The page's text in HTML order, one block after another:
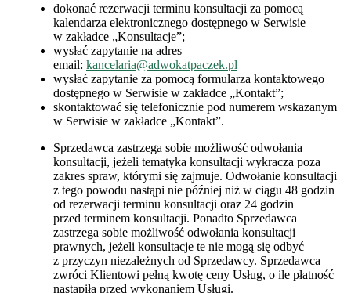
dokonać rezerwacji terminu konsultacji za pomocą
kalendarza elektronicznego dostępnego w Serwisie
w zakładce „Konsultacje”;
wysłać zapytanie na adres
email: kancelaria@adwokatpaczek.pl
wysłać zapytanie za pomocą formularza kontaktowego
dostępnego w Serwisie w zakładce „Kontakt”;
skontaktować się telefonicznie pod numerem wskazanym
w Serwisie w zakładce „Kontakt”.
Sprzedawca zastrzega sobie możliwość odwołania
konsultacji, jeżeli tematyka konsultacji wykracza poza
zakres spraw, którymi się zajmuje. Odwołanie konsultacji
z tego powodu nastąpi nie później niż w ciągu 48 godzin
od rezerwacji terminu konsultacji oraz 24 godzin
przed terminem konsultacji. Ponadto Sprzedawca
zastrzega sobie możliwość odwołania konsultacji
prawnych, jeżeli konsultacje te nie mogą się odbyć
z przyczyn niezależnych od Sprzedawcy. Sprzedawca
zwróci Klientowi pełną kwotę ceny Usług, o ile płatność
nastąpiła przed wykonaniem Usługi.